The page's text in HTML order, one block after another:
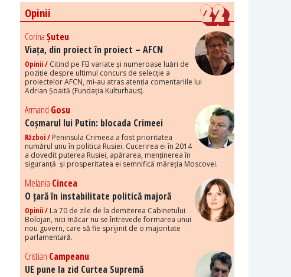
Opinii
CorinaȘuteu
Viața, din proiect în proiect – AFCN
Opinii / Citind pe FB variate și numeroase luări de
poziție despre ultimul concurs de selecție a
proiectelor AFCN, mi-au atras atenția comentariile lui
Adrian Șoaită (Fundația Kulturhaus).
Armand Gosu
Coșmarul lui Putin: blocada Crimeei
Război / Peninsula Crimeea a fost prioritatea
numărul unu în politica Rusiei. Cucerirea ei în 2014
a dovedit puterea Rusiei, apărarea, menținerea în
siguranță și prosperitatea ei semnifică măreția Moscovei.
Melania Cincea
O țară în instabilitate politică majoră
Opinii / La 70 de zile de la demiterea Cabinetului
Bolojan, nici măcar nu se întrevede formarea unui
nou guvern, care să fie sprijinit de o majoritate
parlamentară.
Cristian Campeanu
UE pune la zid Curtea Supremă